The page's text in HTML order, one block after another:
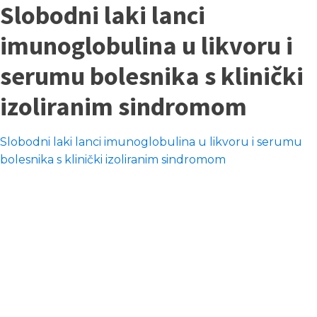
Slobodni laki lanci
imunoglobulina u likvoru i
serumu bolesnika s klinički
izoliranim sindromom
Slobodni laki lanci imunoglobulina u likvoru i serumu
bolesnika s klinički izoliranim sindromom